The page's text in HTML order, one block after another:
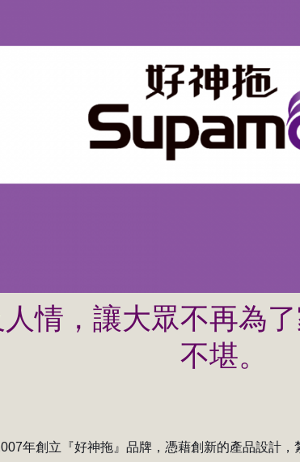
情，讓大眾不再為
不堪。
年創立『好神拖』品牌，憑藉創新的產品設計